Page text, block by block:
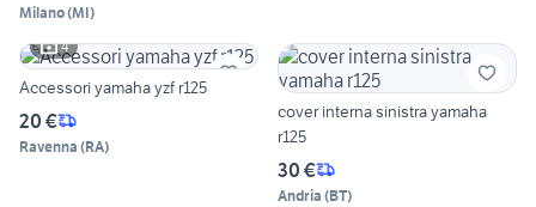
Milano(MI)
4
Accessori yamaha yzf r125
20 €
Ravenna (RA)
cover interna sinistra yamaha
r125
30 €
Andria (BT)